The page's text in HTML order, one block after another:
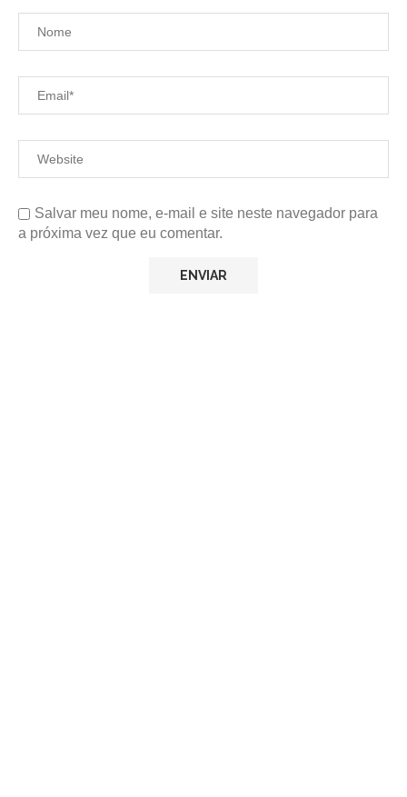
Salvar meu nome, e-mail e site neste navegador para
a próxima vez que eu comentar.